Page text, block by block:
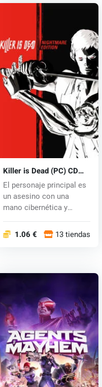
Killer is Dead (PC) CD
key
El personaje principal es
un asesino con una
mano cibernética y
1.06 € 13 tiendas